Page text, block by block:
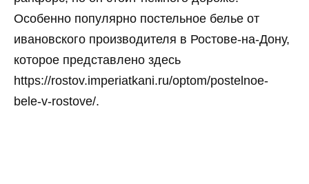
Особенно популярно постельное белье от
ивановского производителя в Ростове-на-Дону,
которое представлено здесь
https://rostov.imperiatkani.ru/optom/postelnoe-
bele-v-rostove/.